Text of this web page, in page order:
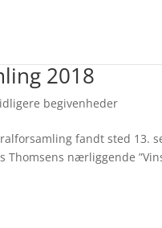
2018
begivenheder
fandt sted 13.
Thomsens nærliggende